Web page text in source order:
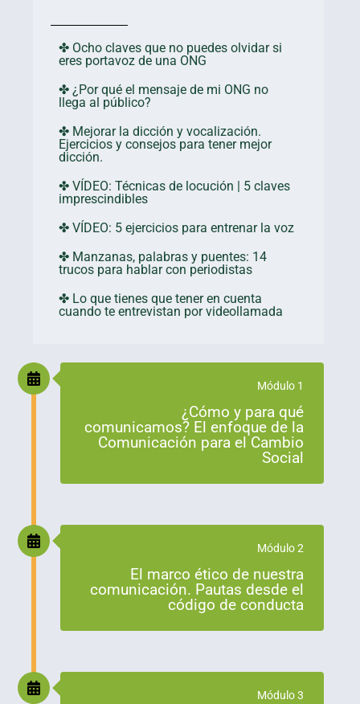
Módulo 1
¿Cómo y para qué
comunicamos? El enfoque de la
Comunicación para el Cambio
Social
Módulo 2
El marco ético de nuestra
comunicación. Pautas desde el
código de conducta
Módulo 3
✤ Ocho claves que no puedes olvidar si
eres portavoz de una ONG
✤ ¿Por qué el mensaje de mi ONG no
llega al público?
✤ Mejorar la dicción y vocalización.
Ejercicios y consejos para tener mejor
dicción.
✤ VÍDEO: Técnicas de locución | 5 claves
imprescindibles
✤ VÍDEO: 5 ejercicios para entrenar la voz
✤ Manzanas, palabras y puentes: 14
trucos para hablar con periodistas
✤ Lo que tienes que tener en cuenta
cuando te entrevistan por videollamada